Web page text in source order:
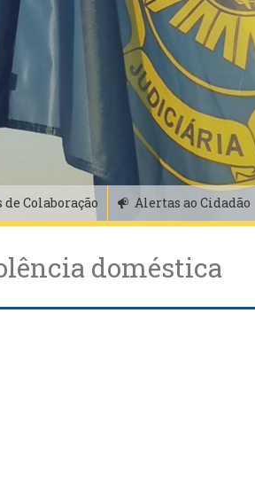
de Colaboração Alertas ao Cidadão
doméstica